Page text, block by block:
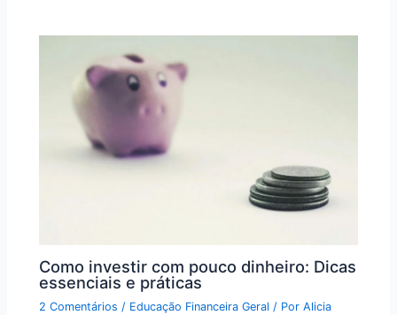
Como investir com pouco dinheiro: Dicas
essenciais e práticas
2 Comentários / Educação Financeira Geral / PorAlicia